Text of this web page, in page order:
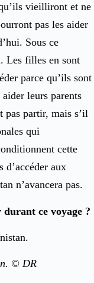
vieilliront et ne
pas les aider
Sous ce
Les filles en sont
parce qu’ils sont
leurs parents
pas partir, mais s’il
qui
cette
d’accéder aux
n’avancera pas.
durant ce voyage ?
© DR